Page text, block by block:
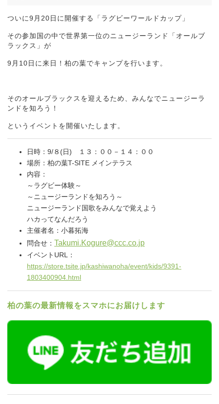
ついに9月20日に開催する「ラグビーワールドカップ」
その参加国の中で世界第一位のニュージーランド「オールブ
ラックス」が
9月10日に来日！柏の葉でキャンプを行います。
そのオールブラックスを迎えるため、みんなでニュージーラ
ンドを知ろう！
というイベントを開催いたします。
日時：9/８(日) １３：００－１４：００
場所：柏の葉T-SITE メインテラス
内容：
～ラグビー体験～
～ニュージーランドを知ろう～
ニュージーランド国歌をみんなで覚えよう
ハカってなんだろう
主催者名：小暮拓海
問合せ： Takumi.Kogure@ccc.co.jp
イベントURL：
https://store.tsite.jp/kashiwanoha/event/kids/9391-
1803400904.html
柏の葉の最新情報をスマホにお届けします